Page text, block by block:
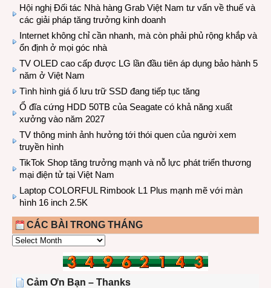
Hội nghị Đối tác Nhà hàng Grab Việt Nam tư vấn về thuế và
các giải pháp tăng trưởng kinh doanh
Internet không chỉ cần nhanh, mà còn phải phủ rộng khắp và
ổn định ở mọi góc nhà
TV OLED cao cấp được LG lần đầu tiên áp dụng bảo hành 5
năm ở Việt Nam
Tình hình giá ổ lưu trữ SSD đang tiếp tục tăng
Ổ đĩa cứng HDD 50TB của Seagate có khả năng xuất
xưởng vào năm 2027
TV thông minh ảnh hưởng tới thói quen của người xem
truyền hình
TikTok Shop tăng trưởng mạnh và nỗ lực phát triển thương
mại điện tử tại Việt Nam
Laptop COLORFUL Rimbook L1 Plus mạnh mẽ với màn
hình 16 inch 2.5K
CÁC BÀI TRONG THÁNG
CÁC
THÁNG
Cảm Ơn Bạn – Thanks